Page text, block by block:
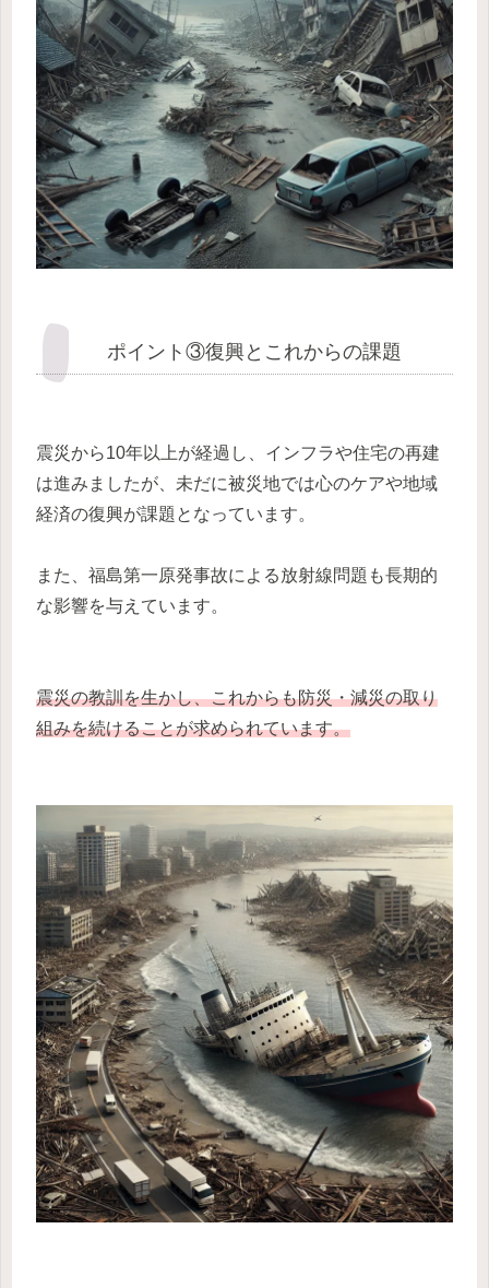
ポイント③復興とこれからの課題
震災から10年以上が経過し、インフラや住宅の再建
は進みましたが、未だに被災地では心のケアや地域
経済の復興が課題となっています。
また、福島第一原発事故による放射線問題も長期的
な影響を与えています。
震災の教訓を生かし、これからも防災・減災の取り
組みを続けることが求められています。